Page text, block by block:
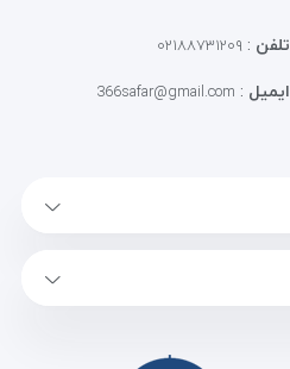
تلفن : ۰۲۱۸۸۷۳۱۲۰۹
ایمیل :
366safar@gmail.com